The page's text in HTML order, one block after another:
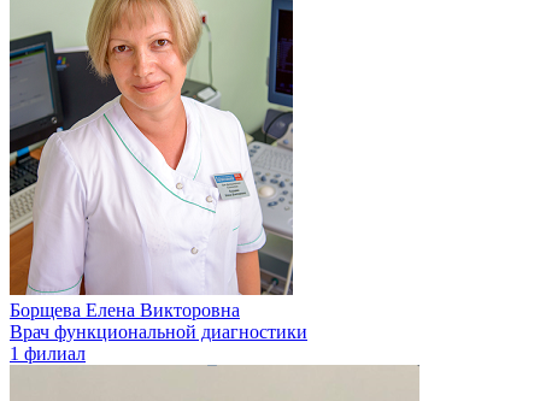
Борщева Елена Викторовна
Врач функциональной диагностики
1 филиал